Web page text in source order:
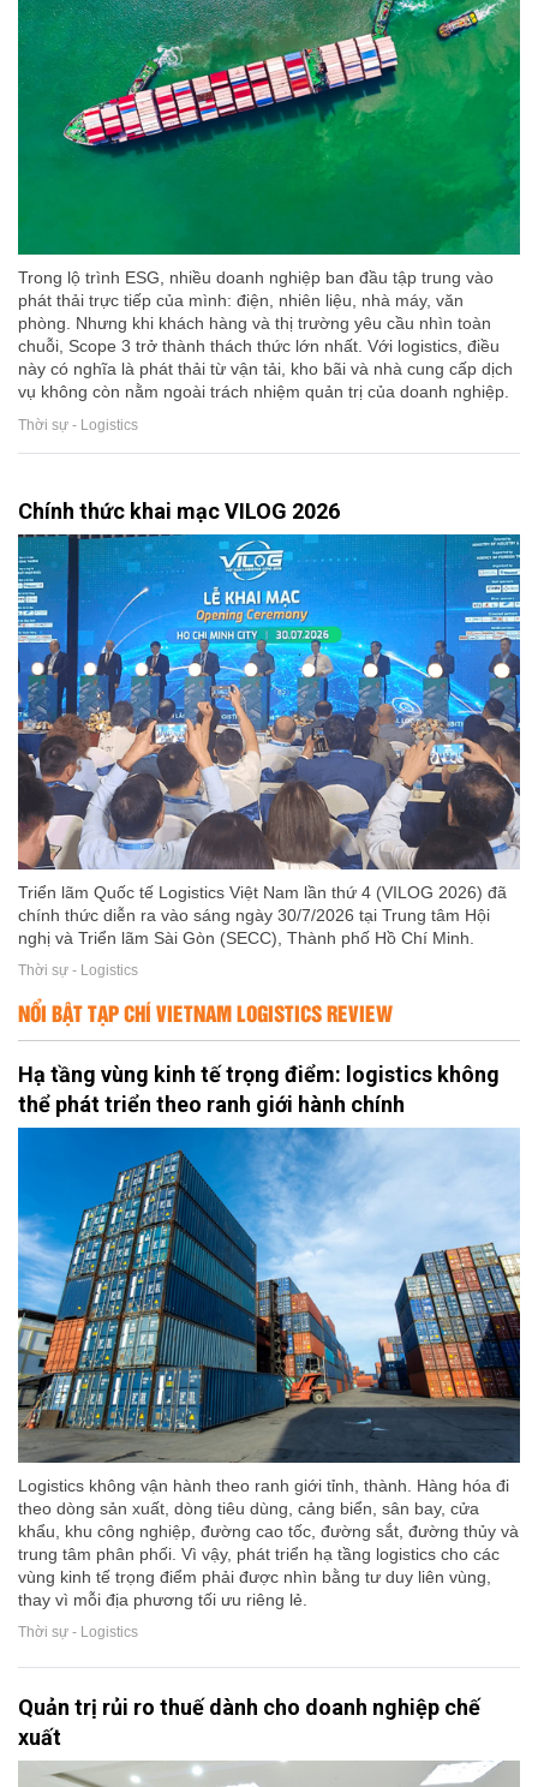
Trong lộ trình ESG, nhiều doanh nghiệp ban đầu tập trung vào
phát thải trực tiếp của mình: điện, nhiên liệu, nhà máy, văn
phòng. Nhưng khi khách hàng và thị trường yêu cầu nhìn toàn
chuỗi, Scope 3 trở thành thách thức lớn nhất. Với logistics, điều
này có nghĩa là phát thải từ vận tải, kho bãi và nhà cung cấp dịch
vụ không còn nằm ngoài trách nhiệm quản trị của doanh nghiệp.
Thời sự - Logistics
Chính thức khai mạc VILOG 2026
Triển lãm Quốc tế Logistics Việt Nam lần thứ 4 (VILOG 2026) đã
chính thức diễn ra vào sáng ngày 30/7/2026 tại Trung tâm Hội
nghị và Triển lãm Sài Gòn (SECC), Thành phố Hồ Chí Minh.
Thời sự - Logistics
NỔI BẬT TẠP CHÍ VIETNAM LOGISTICS REVIEW
Hạ tầng vùng kinh tế trọng điểm: logistics không
thể phát triển theo ranh giới hành chính
Logistics không vận hành theo ranh giới tỉnh, thành. Hàng hóa đi
theo dòng sản xuất, dòng tiêu dùng, cảng biển, sân bay, cửa
khẩu, khu công nghiệp, đường cao tốc, đường sắt, đường thủy và
trung tâm phân phối. Vì vậy, phát triển hạ tầng logistics cho các
vùng kinh tế trọng điểm phải được nhìn bằng tư duy liên vùng,
thay vì mỗi địa phương tối ưu riêng lẻ.
Thời sự - Logistics
Quản trị rủi ro thuế dành cho doanh nghiệp chế
xuất